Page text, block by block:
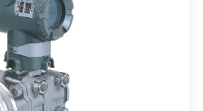
流体が直接導入されて
で、キャピラリによっ
液を封入した状態で納